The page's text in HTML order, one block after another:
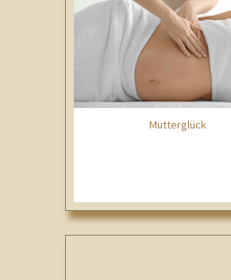
Mutterglück